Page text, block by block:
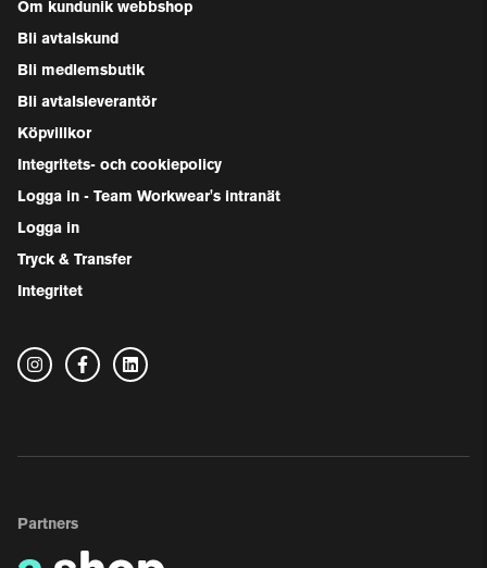
Om kundunik webbshop
Bli avtalskund
Bli medlemsbutik
Bli avtalsleverantör
Köpvillkor
Integritets- och cookiepolicy
Logga in - Team Workwear's intranät
Logga in
Tryck & Transfer
Integritet
Partners